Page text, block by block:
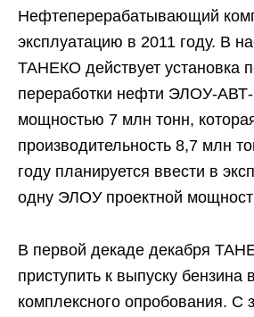
Нефтеперерабатывающий
эксплуатацию в 2011 году. В
ТАНЕКО действует установка
переработки нефти ЭЛОУ-АВТ-
мощностью 7 млн тонн,
производительность 8,7 млн
году планируется ввести в
одну ЭЛОУ проектной
В первой декаде декабря
приступить к выпуску бензина
комплексного опробования. С